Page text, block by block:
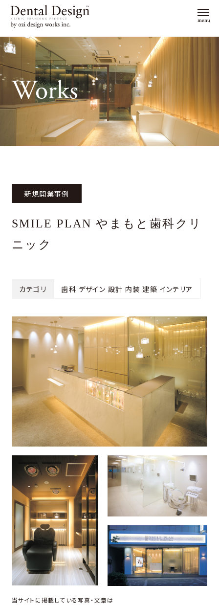
menu
Works
新規開業事例
SMILE PLAN やまもと歯科クリ
ニック
カテゴリ 歯科 デザイン 設計 内装 建築 インテリア
当サイトに掲載している写真・文章は